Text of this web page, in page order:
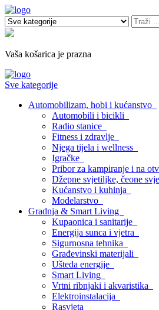
Vaša košarica je prazna
Sve kategorije
Automobilizam, hobi i kućanstvo
Automobili i bicikli
Radio stanice
Fitness i zdravlje
Njega tijela i wellness
Igračke
Pribor za kampiranje i na
Džepne svjetiljke, čeone
Kućanstvo i kuhinja
Modelarstvo
Gradnja & Smart Living
Kupaonica i sanitarije
Energija sunca i vjetra
Sigurnosna tehnika
Građevinski materijali
Ušteda energije
Smart Living
Vrtni ribnjaki i akvaristika
Elektroinstalacija
Rasvjeta